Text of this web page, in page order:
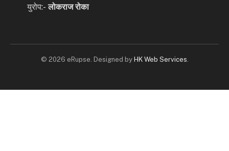
युरोप:-लोकराज रोका
© 2026 eRupse. Designed by HK Web Services.